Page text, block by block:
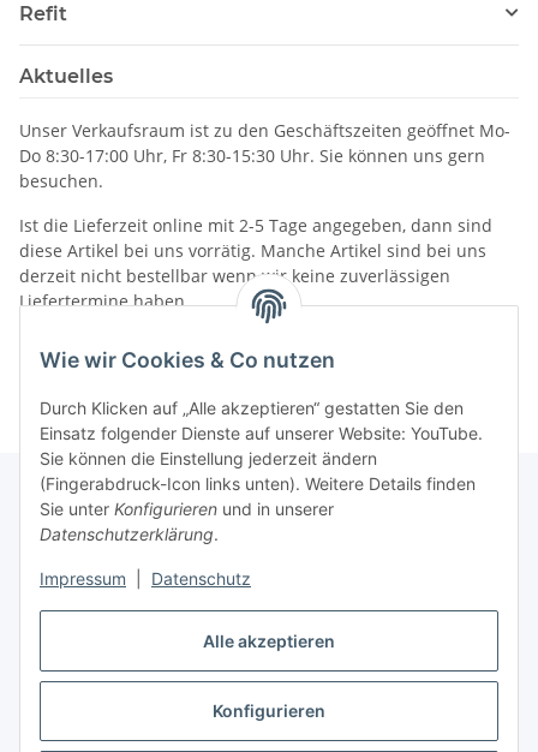
Alle akzeptieren
Konfigurieren
Wie wir Cookies & Co nutzen
Durch Klicken auf „Alle akzeptieren“ gestatten Sie den
Einsatz folgender Dienste auf unserer Website: YouTube.
Sie können die Einstellung jederzeit ändern
(Fingerabdruck-Icon links unten). Weitere Details finden
Sie unter Konfigurieren und in unserer
Datenschutzerklärung.
Impressum Datenschutz
Refit
Aktuelles
Unser Verkaufsraum ist zu den Geschäftszeiten geöffnet Mo-
Do 8:30-17:00 Uhr, Fr 8:30-15:30 Uhr. Sie können uns gern
besuchen.
Ist die Lieferzeit online mit 2-5 Tage angegeben, dann sind
diese Artikel bei uns vorrätig. Manche Artikel sind bei uns
derzeit nicht bestellbar wenn wir keine zuverlässigen
Liefertermine haben.
Gesetzliche Informationen
Vertrag widerrufen